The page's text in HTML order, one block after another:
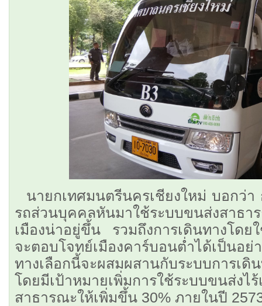
นายกเทศมนตรีนครเชียงใหม่ บอกว่า
รถส่วนบุคคลหันมาใช้ระบบขนส่งสาธ
เมืองน่าอยู่ขึ้น รวมถึงการเดินทางโดย
จะตอบโจทย์เมืองคาร์บอนต่ำได้เป็นอ
ทางเลือกนี้จะผสมผสานกับระบบการเดิ
โดยมีเป้าหมายเพิ่มการใช้ระบบขนส่งไ
สาธารณะให้เพิ่มขึ้น 30% ภายในปี